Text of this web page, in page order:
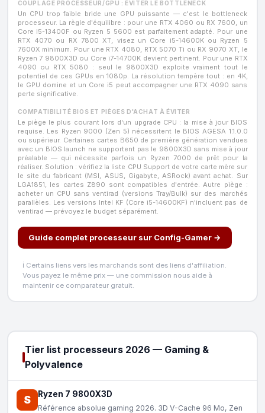
COUPLAGE PROCESSEUR/GPU : ÉVITER LE BOTTLENECK
Un CPU trop faible bride une GPU puissante — c'est le bottleneck
processeur. La règle d'équilibre : pour une RTX 4060 ou RX 7600, un
Core i5-13400F ou Ryzen 5 5600 est parfaitement adapté. Pour une
RTX 4070 ou RX 7800 XT, visez un Core i5-14600K ou Ryzen 5
7600X minimum. Pour une RTX 4080, RTX 5070 Ti ou RX 9070 XT, le
Ryzen 7 9800X3D ou Core i7-14700K devient pertinent. Pour une RTX
4090 ou RTX 5080 : seul le 9800X3D exploite vraiment tout le
potentiel de ces GPUs en 1080p. La résolution tempère tout : en 4K,
le GPU domine et un Core i5 peut accompagner une RTX 4090 sans
perte significative.
COMPATIBILITÉ BIOS ET PIÈGES D'ACHAT À ÉVITER
Le piège le plus courant lors d'un upgrade CPU : la mise à jour BIOS
requise. Les Ryzen 9000 (Zen 5) nécessitent le BIOS AGESA 1.1.0.0
ou supérieur. Certaines cartes B650 de première génération vendues
avec un BIOS launch ne supportent pas le 9800X3D sans mise à jour
préalable — qui nécessite parfois un Ryzen 7000 de prêt pour la
réaliser. Solution : vérifiez la liste CPU Support de votre carte mère sur
le site du fabricant (MSI, ASUS, Gigabyte, ASRock) avant achat. Sur
LGA1851, les cartes Z890 sont compatibles d'entrée. Autre piège :
acheter un CPU sans ventirad (versions Tray/Bulk) sur des marchés
parallèles. Les versions Intel KF (Core i5-14600KF) n'incluent pas de
ventirad — prévoyez le budget séparément.
Guide complet processeur sur Config-Gamer →
ℹ️ Certains liens vers les marchands sont des liens d'affiliation.
Vous payez le même prix — une commission nous aide à
maintenir ce comparateur gratuit.
Tier list processeurs 2026 — Gaming &
Polyvalence
S Ryzen 7 9800X3D
Référence absolue gaming 2026. 3D V-Cache 96 Mo, Zen